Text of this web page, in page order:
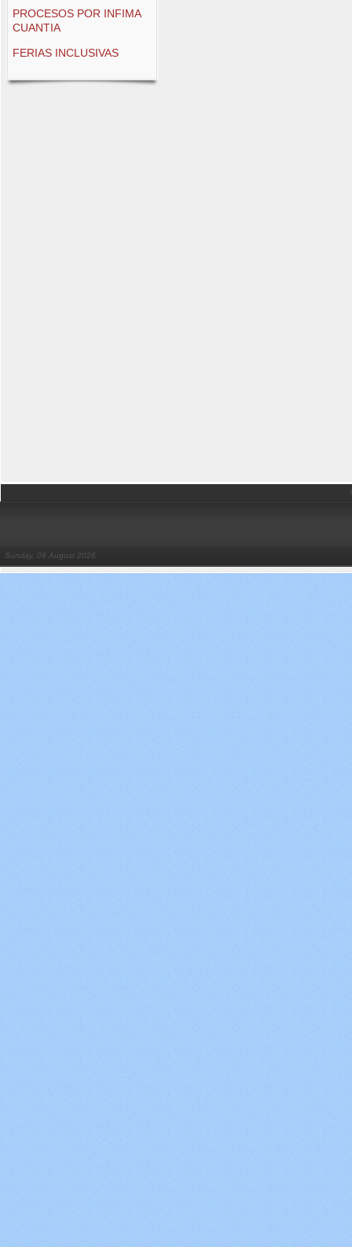
PROCESOS POR INFIMA
CUANTIA
FERIAS INCLUSIVAS
Sunday, 09 August 2026